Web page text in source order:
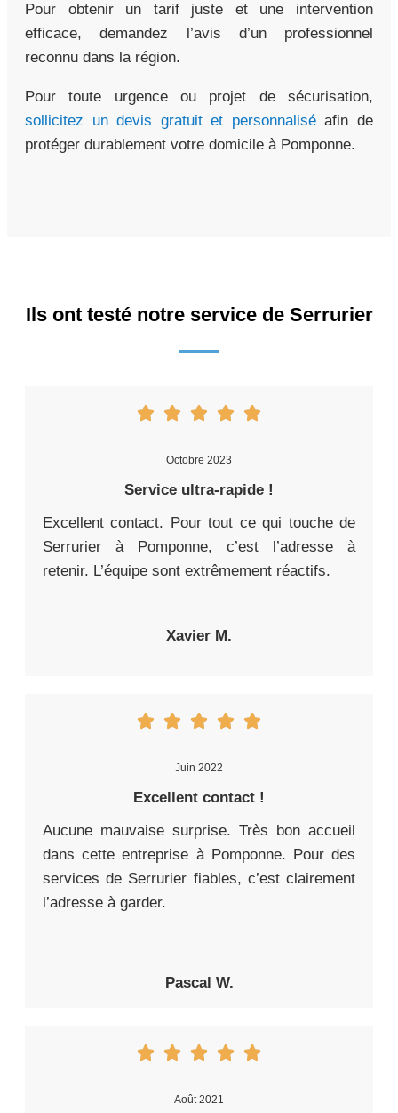
Pour obtenir un tarif juste et une intervention
efficace, demandez l’avis d’un professionnel
reconnu dans la région.
Pour toute urgence ou projet de sécurisation,
sollicitez un devis gratuit et personnaliséafin de
protéger durablement votre domicile à Pomponne.
Ils ont testé notre service de Serrurier
Octobre 2023
Service ultra-rapide !
Excellent contact. Pour tout ce qui touche de
Serrurier à Pomponne, c’est l’adresse à
retenir. L’équipe sont extrêmement réactifs.
Xavier M.
Juin 2022
Excellent contact !
Aucune mauvaise surprise. Très bon accueil
dans cette entreprise à Pomponne. Pour des
services de Serrurier fiables, c’est clairement
l’adresse à garder.
Pascal W.
Août 2021